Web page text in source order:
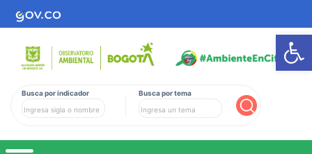
Busca por indicador Busca por tema